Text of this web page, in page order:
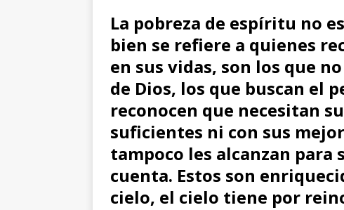
La pobreza de espíritu no
bien se refiere a quienes
en sus vidas, son los que
de Dios, los que buscan el
reconocen que necesitan
suficientes ni con sus
tampoco les alcanzan para
cuenta. Estos son
cielo, el cielo tiene por